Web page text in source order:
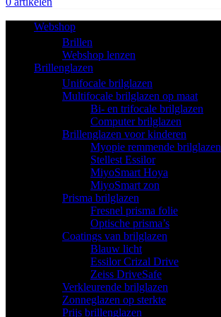
Webshop
Brillen
Webshop lenzen
Brillenglazen
Unifocale brilglazen
Multifocale brilglazen op maat
Bi- en trifocale brilglazen
Computer brilglazen
Brillenglazen voor kinderen
Myopie remmende brilglazen
Stellest Essilor
MiyoSmart Hoya
MiyoSmart zon
Prisma brilglazen
Fresnel prisma folie
Optische prisma’s
Coatings van brilglazen
Blauw licht
Essilor Crizal Drive
Zeiss DriveSafe
Verkleurende brilglazen
Zonneglazen op sterkte
Prijs brillenglazen